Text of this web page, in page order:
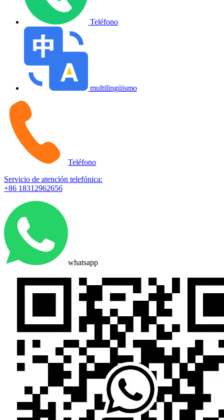
Teléfono
multilingüismo
Teléfono
Servicio de atención telefónica:
+86 18312962656
whatsapp